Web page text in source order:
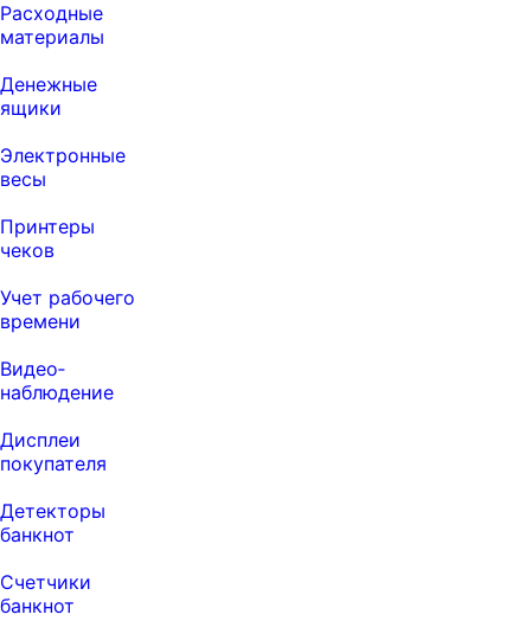
Расходные
материалы
Денежные
ящики
Электронные
весы
Принтеры
чеков
Учет рабочего
времени
Видео‑
наблюдение
Дисплеи
покупателя
Детекторы
банкнот
Счетчики
банкнот